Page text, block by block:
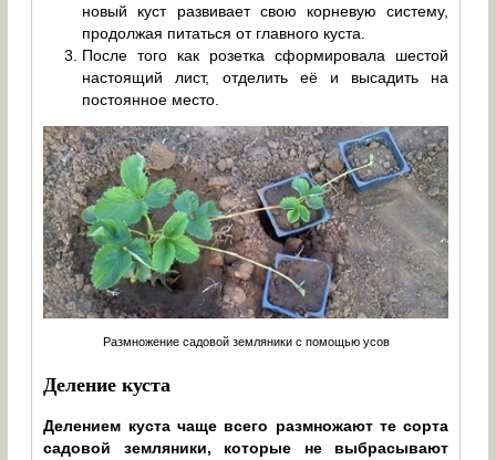
новый куст развивает свою корневую систему,
продолжая питаться от главного куста.
После того как розетка сформировала шестой
настоящий лист, отделить её и высадить на
постоянное место.
Размножение садовой земляники с помощью усов
Деление куста
Делением куста чаще всего размножают те сорта
садовой земляники, которые не выбрасывают